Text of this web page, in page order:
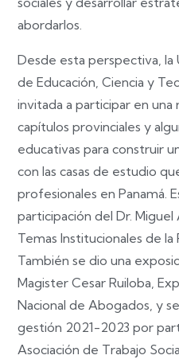
abordarlos.
Desde esta perspectiva,
de Educación, Ciencia y
invitada a participar en
capítulos provinciales y
educativas para construir
con las casas de estudio
profesionales en Panamá.
participación del Dr.
Temas Institucionales de la
También se dio una
Magister Cesar Ruiloba,
Nacional de Abogados, y
gestión 2021-2023 por
Asociación de Trabajo